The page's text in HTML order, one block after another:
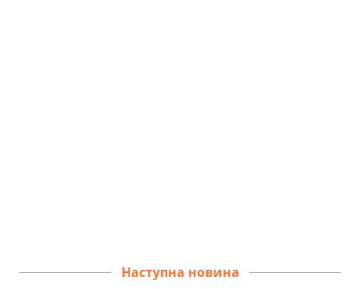
Наступна новина